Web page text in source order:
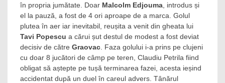
în propria jumătate. Doar Malcolm Edjouma , introdus și
el la pauză, a fost de 4 ori aproape de a marca. Golul
plutea în aer iar inevitabil, reușita a venit din gheata lui
Tavi Popescu a cărui șut destul de modest a fost deviat
decisiv de către Graovac . Faza golului i-a prins pe clujeni
cu doar 8 jucători de câmp pe teren, Claudiu Petrila fiind
obligat să aștepte pe tușă terminarea fazei, acesta ieșind
accidentat după un duel în careul advers. Tânărul